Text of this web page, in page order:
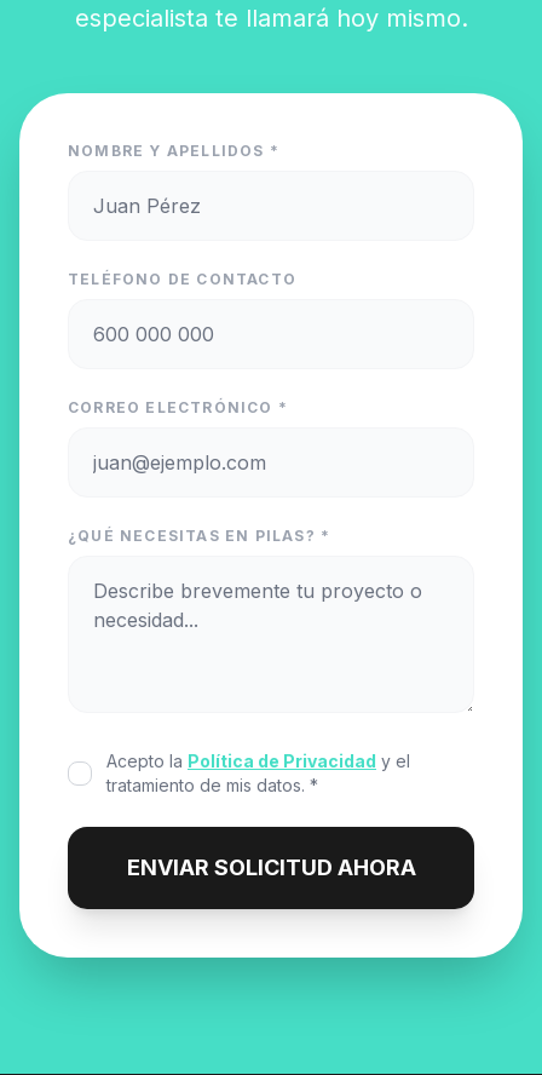
especialista te llamará hoy mismo.
NOMBRE Y APELLIDOS *
TELÉFONO DE CONTACTO
CORREO ELECTRÓNICO *
¿QUÉ NECESITAS EN PILAS? *
Acepto la Política de Privacidad y el
tratamiento de mis datos. *
ENVIAR SOLICITUD AHORA